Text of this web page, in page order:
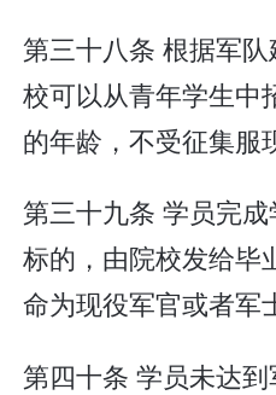
第三十八条 根据军
校可以从青年学生中
的年龄，不受征集服
第三十九条 学员完
标的，由院校发给毕
命为现役军官或者军
第四十条 学员未达